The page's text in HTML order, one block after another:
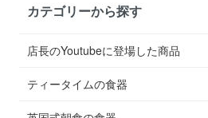
カテゴリーから探す
店長のYoutubeに登場した商品
ティータイムの食器